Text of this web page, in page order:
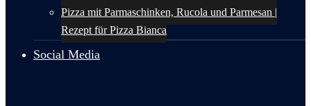
Pizza mit Parmaschinken, Rucola und Parmesan |
Rezept für Pizza Bianca
Social Media